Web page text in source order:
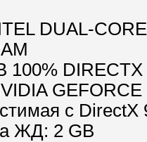
DUAL-
100%
с DirectX
ЖД: 2 GB